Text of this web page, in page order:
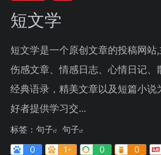
短文学
短文学是一个原创文章的投稿网
伤感文章、情感日志、心情日记、
经典语录，精美文章以及短篇小说
好者提供学习交...
标签： 句子
句子
0
1- 0 0